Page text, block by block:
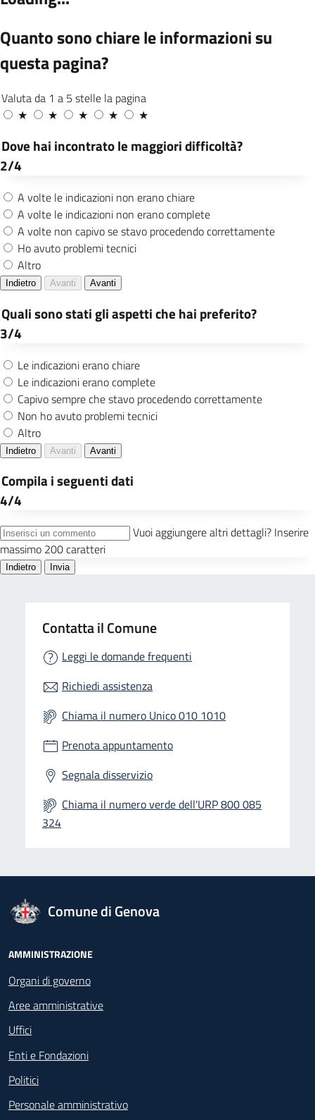
Contatta il Comune
Leggi le domande frequenti
Richiedi assistenza
Chiama il numero Unico 010 1010
Prenota appuntamento
Segnala disservizio
Chiama il numero verde dell'URP 800 085
324
logo Unione Europea
Comune di Genova
Footer - Navigazione
AMMINISTRAZIONE
Organi di governo
Aree amministrative
Uffici
Enti e Fondazioni
Politici
Personale amministrativo